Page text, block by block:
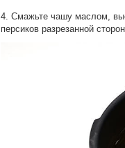
4. Смажьте чашу маслом,
персиков разрезанной